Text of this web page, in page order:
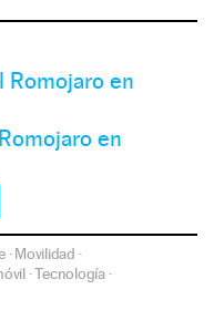
Romojaro en
en
·Movilidad ·
·Tecnología·